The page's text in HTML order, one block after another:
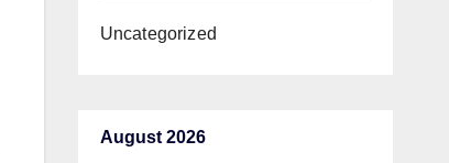
Uncategorized
August 2026